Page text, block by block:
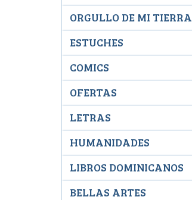
ORGULLO DE MI TIERRA
ESTUCHES
COMICS
OFERTAS
LETRAS
HUMANIDADES
LIBROS DOMINICANOS
BELLAS ARTES